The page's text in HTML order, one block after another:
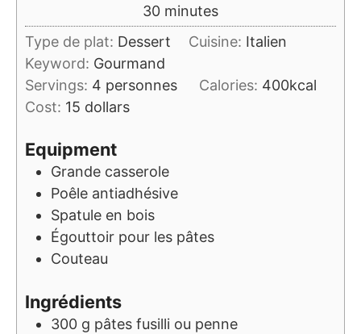
30minutes
minutes
Type de plat: Dessert Cuisine: Italien
Keyword: Gourmand
Servings: 4 personnes Calories: 400kcal
Cost: 15 dollars
Equipment
Grande casserole
Poêle antiadhésive
Spatule en bois
Égouttoir pour les pâtes
Couteau
Ingrédients
300 g pâtes fusilli ou penne